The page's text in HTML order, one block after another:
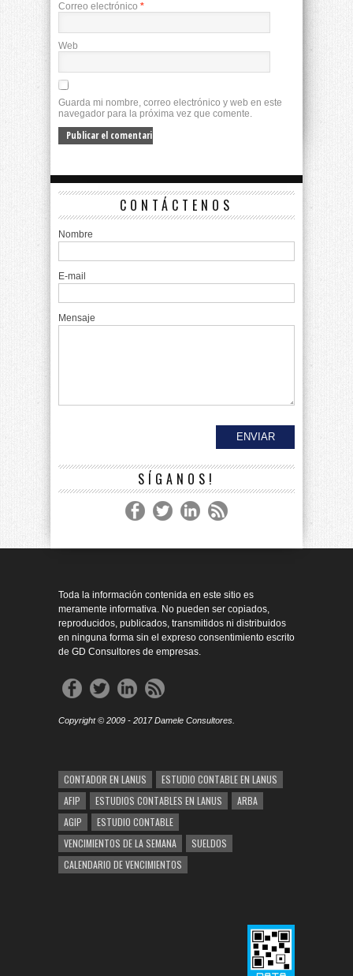
Correo electrónico *
Web
Guarda mi nombre, correo electrónico y web en este
navegador para la próxima vez que comente.
CONTÁCTENOS
Nombre
E-mail
Mensaje
SÍGANOS!
Toda la información contenida en este sitio es
meramente informativa. No pueden ser copiados,
reproducidos, publicados, transmitidos ni distribuidos
en ninguna forma sin el expreso consentimiento escrito
de GD Consultores de empresas.
Copyright © 2009 - 2017 Damele Consultores.
CONTADOR EN LANUS
ESTUDIO CONTABLE EN LANUS
AFIP
ESTUDIOS CONTABLES EN LANUS
ARBA
AGIP
ESTUDIO CONTABLE
VENCIMIENTOS DE LA SEMANA
SUELDOS
CALENDARIO DE VENCIMIENTOS